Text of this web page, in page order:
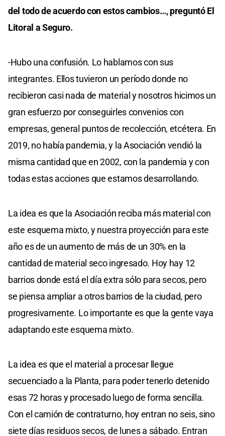
del todo de acuerdo con estos cambios…, preguntó El
Litoral a Seguro.
-Hubo una confusión. Lo hablamos con sus
integrantes. Ellos tuvieron un período donde no
recibieron casi nada de material y nosotros hicimos un
gran esfuerzo por conseguirles convenios con
empresas, general puntos de recolección, etcétera. En
2019, no había pandemia, y la Asociación vendió la
misma cantidad que en 2002, con la pandemia y con
todas estas acciones que estamos desarrollando.
La idea es que la Asociación reciba más material con
este esquema mixto, y nuestra proyección para este
año es de un aumento de más de un 30% en la
cantidad de material seco ingresado. Hoy hay 12
barrios donde está el día extra sólo para secos, pero
se piensa ampliar a otros barrios de la ciudad, pero
progresivamente. Lo importante es que la gente vaya
adaptando este esquema mixto.
La idea es que el material a procesar llegue
secuenciado a la Planta, para poder tenerlo detenido
esas 72 horas y procesado luego de forma sencilla.
Con el camión de contraturno, hoy entran no seis, sino
siete días residuos secos, de lunes a sábado. Entran